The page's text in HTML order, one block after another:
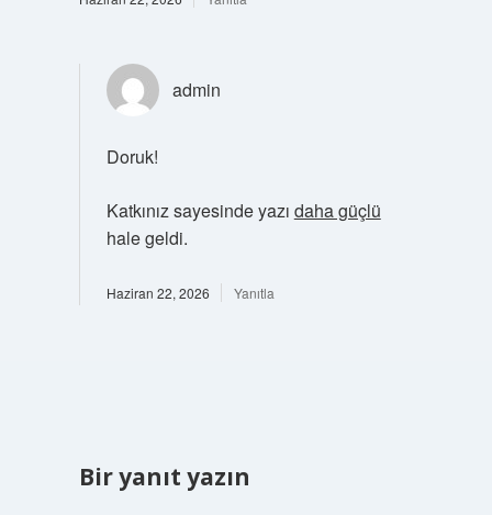
admin
Doruk!
Katkınız sayesinde yazı daha güçlü
hale geldi.
Haziran 22, 2026 Yanıtla
Bir yanıt yazın